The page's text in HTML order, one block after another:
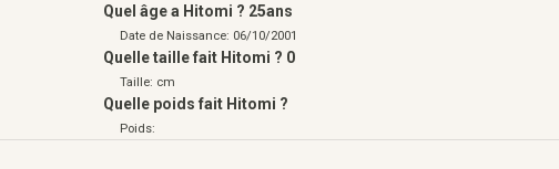
Quel âge a Hitomi ? 25ans
Date de Naissance: 06/10/2001
Quelle taille fait Hitomi ? 0
Taille: cm
Quelle poids fait Hitomi ?
Poids: